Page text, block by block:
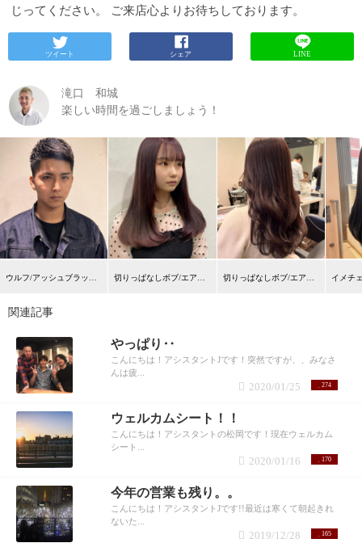
じってください。 ご来店心よりお待ちしております。
ツイート シェア LINE
滝口 和城
楽しい時間を過ごしましょう！
ウルフ/アッシュブラック/カルマパーマ/ベリーショート/恵比 切りっぱなしボブ/エアリーロング/美髪/ピンクブラウン/恵比 切りっぱなしボブ/エアリーロング/美髪/ピンクブラウン/恵比
関連記事
やっぱり‥
こんにちは！アシスタントJです！突然ですが、、みなさ
んは疲...
274
2020/01/25
ウェルカムシート！！
こんにちは！アシスタントの松岡です！現在ウェルカム
シート...
170
2020/01/16
今年の営業も残り。。
こんにちは！アシスタントJです!!最近は寒くて朝起きれ
ないた...
165
2019/12/28